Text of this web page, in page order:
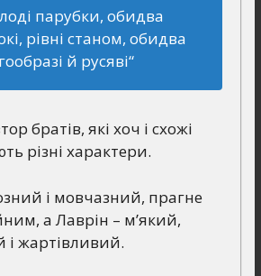
парубки, обидва
рівні станом, обидва
й русяві“
братів, які хоч і схожі
різні характери.
і мовчазний, прагне
а Лаврін – м’який,
жартівливий.